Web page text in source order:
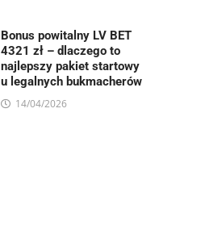
Bonus powitalny LV BET
4321 zł – dlaczego to
najlepszy pakiet startowy
u legalnych bukmacherów
14/04/2026